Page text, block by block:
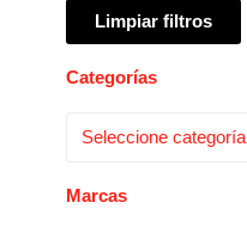
Limpiar filtros
Categorías
Seleccione categoría
Marcas